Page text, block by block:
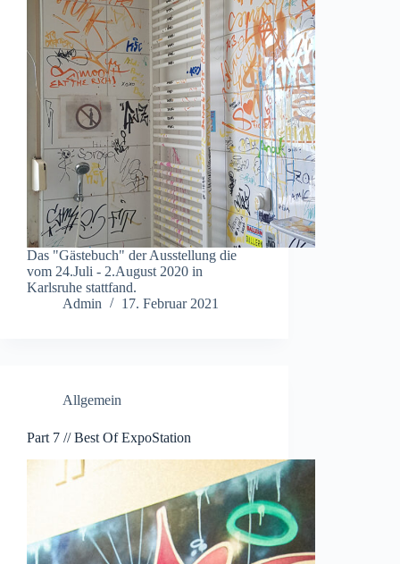
Das "Gästebuch" der Ausstellung die
vom 24.Juli - 2.August 2020 in
Karlsruhe stattfand.
Admin
17. Februar 2021
Allgemein
Part 7 // Best Of ExpoStation